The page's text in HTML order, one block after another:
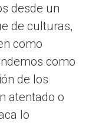
desde un
de culturas,
como
como
de los
atentado o
lo